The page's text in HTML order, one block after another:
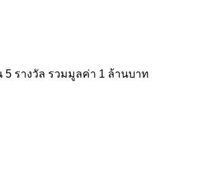
5 รางวัล รวมมูลค่า 1 ล้านบาท